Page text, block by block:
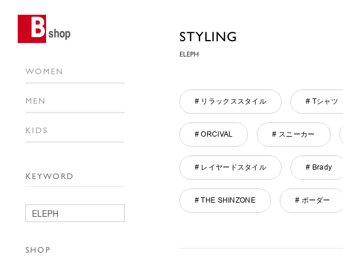
WOMEN
MEN
KIDS
KEYWORD
SHOP
STYLING
ELEPH
# リラックススタイル # Tシャツ
# ORCIVAL # スニーカー
# レイヤードスタイル # Brady
# THE SHINZONE # ボーダー